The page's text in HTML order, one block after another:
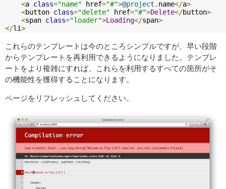
<a class="name" href="#">@project . name</a>
<button class="delete" href="#">Delete</button>
<span class="loader">Loading</span>
</li>
これらのテンプレートは今のところシンプルですが、早い段階
からテンプレートを再利用できるようになりました。テンプレ
ートをより複雑にすれば、これらを利用するすべての箇所がそ
の機能性を獲得することになります。
ページをリフレッシュしてください。